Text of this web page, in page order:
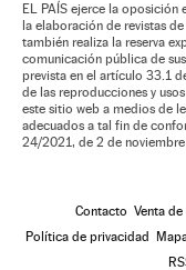
EL PAÍS ejerce la oposición
la elaboración de revistas
también realiza la reserva
comunicación pública de
prevista en el artículo 33.1
de las reproducciones y
este sitio web a medios de
adecuados a tal fin de
24/2021, de 2 de noviembre
Contacto Venta
Política de privacidad